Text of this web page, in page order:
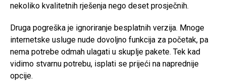
nekoliko kvalitetnih rješenja nego deset prosječnih.
Druga pogreška je ignoriranje besplatnih verzija. Mnoge
internetske usluge nude dovoljno funkcija za početak, pa
nema potrebe odmah ulagati u skuplje pakete. Tek kad
vidimo stvarnu potrebu, isplati se prijeći na naprednije
opcije.